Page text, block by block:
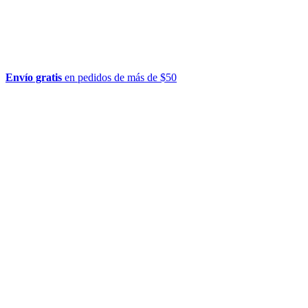
Envío gratis en pedidos de más de $50